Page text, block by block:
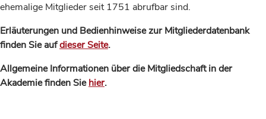
ehemalige Mitglieder seit 1751 abrufbar sind.
Erläuterungen und Bedienhinweise zur Mitgliederdatenbank
finden Sie aufdieser Seite.
Allgemeine Informationen über die Mitgliedschaft in der
Akademie finden Siehier.